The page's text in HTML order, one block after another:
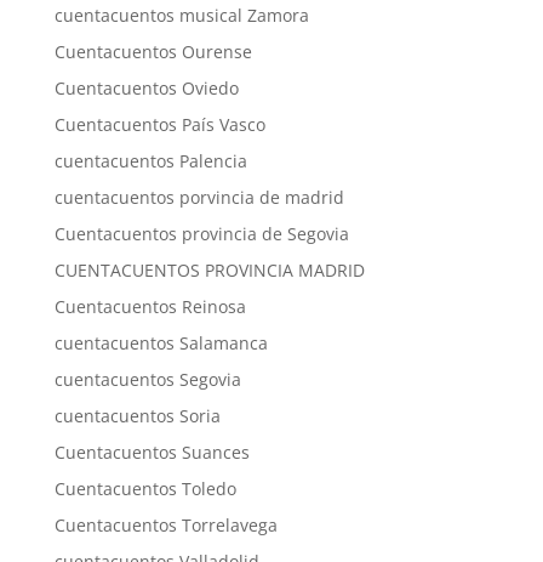
cuentacuentos musical Zamora
Cuentacuentos Ourense
Cuentacuentos Oviedo
Cuentacuentos País Vasco
cuentacuentos Palencia
cuentacuentos porvincia de madrid
Cuentacuentos provincia de Segovia
CUENTACUENTOS PROVINCIA MADRID
Cuentacuentos Reinosa
cuentacuentos Salamanca
cuentacuentos Segovia
cuentacuentos Soria
Cuentacuentos Suances
Cuentacuentos Toledo
Cuentacuentos Torrelavega